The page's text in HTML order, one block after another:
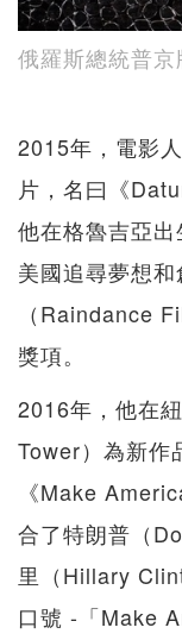
俄羅斯總統普
2015年，電影
片，名曰《
他在格魯吉亞
美國追尋夢想
（Raindance
獎項。
2016年，他在
Tower）為新作
《Make
合了特朗普（
里（Hillary
口號 -「Make